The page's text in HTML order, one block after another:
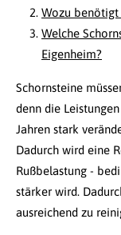
Wozu benötigt
Welche
Eigenheim?
Schornsteine
denn die
Jahren stark
Dadurch wird eine
Rußbelastung -
stärker wird.
ausreichend zu